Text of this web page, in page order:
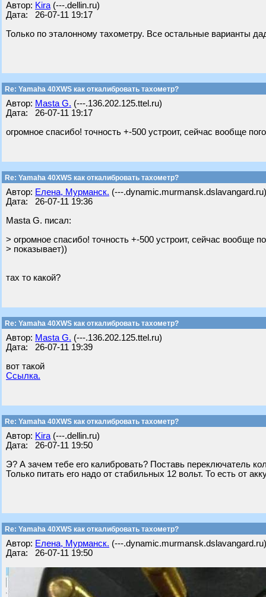
Автор: Kira (---.dellin.ru)
Дата: 26-07-11 19:17
Только по эталонному тахометру. Все остальные варианты
Re: Yamaha 40XWS как откалибровать тахометр?
Автор: Masta G. (---.136.202.125.ttel.ru)
Дата: 26-07-11 19:17
огромное спасибо! точность +-500 устроит, сейчас вообще
Re: Yamaha 40XWS как откалибровать тахометр?
Автор: Елена, Мурманск. (---.dynamic.murmansk.dslavangard.ru)
Дата: 26-07-11 19:36
Masta G. писал:
> огромное спасибо! точность +-500 устроит, сейчас вообще
> показывает))
тах то какой?
Re: Yamaha 40XWS как откалибровать тахометр?
Автор: Masta G. (---.136.202.125.ttel.ru)
Дата: 26-07-11 19:39
вот такой
Ссылка.
Re: Yamaha 40XWS как откалибровать тахометр?
Автор: Kira (---.dellin.ru)
Дата: 26-07-11 19:50
Э? А зачем тебе его калибровать? Поставь переключатель
Только питать его надо от стабильных 12 вольт. То есть от
Re: Yamaha 40XWS как откалибровать тахометр?
Автор: Елена, Мурманск. (---.dynamic.murmansk.dslavangard.ru)
Дата: 26-07-11 19:50